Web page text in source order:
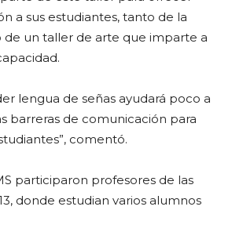
a sus estudiantes, tanto de la
de un taller de arte que imparte a
lengua de señas ayudará poco a
barreras de comunicación para
comentó.
participaron profesores de las
donde estudian varios alumnos